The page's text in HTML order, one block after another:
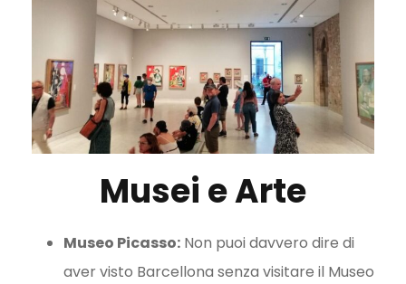
Musei e Arte
Museo Picasso: Non puoi davvero dire di
aver visto Barcellona senza visitare il Museo